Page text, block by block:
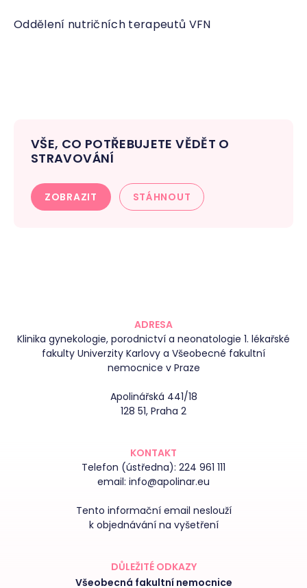
Oddělení nutričních terapeutů VFN
VŠE, CO POTŘEBUJETE VĚDĚT O
STRAVOVÁNÍ
ZOBRAZIT STÁHNOUT
ADRESA
Klinika gynekologie, porodnictví a neonatologie 1. lékařské
fakulty Univerzity Karlovy a Všeobecné fakultní
nemocnice v Praze
Apolinářská 441/18
128 51, Praha 2
KONTAKT
Telefon (ústředna): 224 961 111
email: info@apolinar.eu
Tento informační email neslouží
k objednávání na vyšetření
DŮLEŽITÉ ODKAZY
Všeobecná fakultní nemocnice